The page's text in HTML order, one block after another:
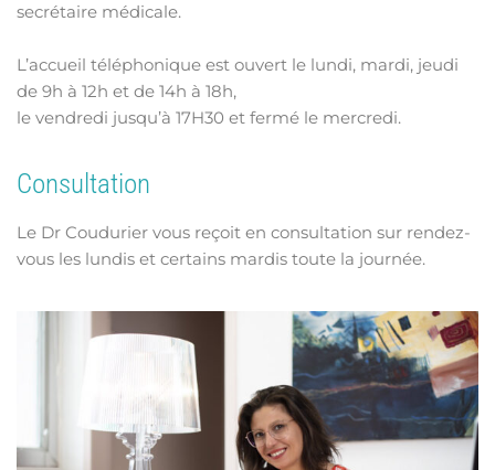
secrétaire médicale.
L’accueil téléphonique est ouvert le lundi, mardi, jeudi
de 9h à 12h et de 14h à 18h,
le vendredi jusqu’à 17H30 et fermé le mercredi.
Consultation
Le Dr Coudurier vous reçoit en consultation sur rendez-
vous les lundis et certains mardis toute la journée.